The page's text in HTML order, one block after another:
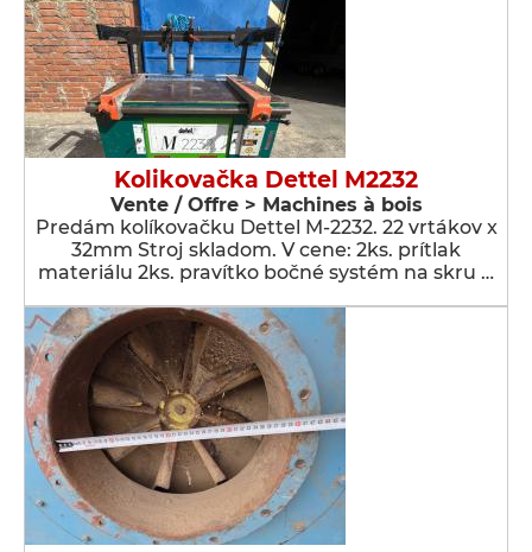
Kolikovačka Dettel M2232
Vente / Offre > Machines à bois
Predám kolíkovačku Dettel M-2232. 22 vrtákov x
32mm Stroj skladom. V cene: 2ks. prítlak
materiálu 2ks. pravítko bočné systém na skru …